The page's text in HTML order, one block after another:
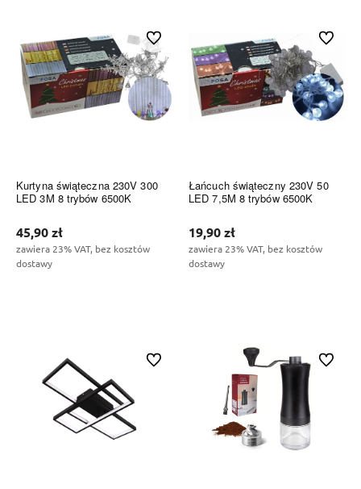
Kurtyna świąteczna 230V 300
LED 3M 8 trybów 6500K
45,90 zł
zawiera 23% VAT, bez kosztów
dostawy
Do ulubionych
Łańcuch świąteczny 230V 50
LED 7,5M 8 trybów 6500K
19,90 zł
zawiera 23% VAT, bez kosztów
dostawy
Do
Do ulubionych Do